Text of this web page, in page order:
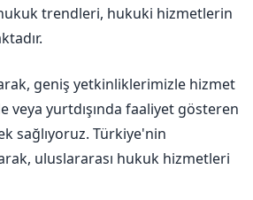
trendleri, hukuki hizmetlerin
geniş yetkinliklerimizle hizmet
veya yurtdışında faaliyet gösteren
sağlıyoruz. Türkiye'nin
uluslararası hukuk hizmetleri